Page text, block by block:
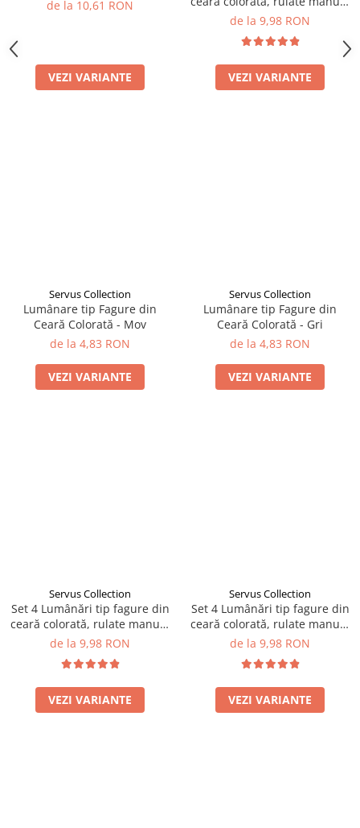
de la 10,61 RON
VEZI VARIANTE
- Mov
de la 9,98 RON
VEZI VARIANTE
Servus Collection
Lumânare tip Fagure din
Ceară Colorată - Mov
de la 4,83 RON
VEZI VARIANTE
Servus Collection
Lumânare tip Fagure din
Ceară Colorată - Gri
de la 4,83 RON
VEZI VARIANTE
Servus Collection
Set 4 Lumânări tip fagure din
ceară colorată, rulate manual
- Gri
de la 9,98 RON
VEZI VARIANTE
Servus Collection
Set 4 Lumânări tip fagure din
ceară colorată, rulate manual
- Roz deschis
de la 9,98 RON
VEZI VARIANTE